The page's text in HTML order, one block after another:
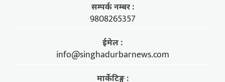
सम्पर्क नम्बर :
9808265357
ईमेल :
info@singhadurbarnews.com
मार्केटिङ्ग :